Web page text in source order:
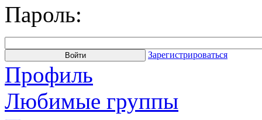
Пароль:
Зарегистрироваться
Профиль
Любимые группы